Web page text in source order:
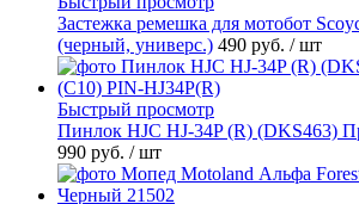
Застежка ремешка для мотобот
(черный, универс.) 490 руб. / шт
Быстрый просмотр
Пинлок HJC HJ-34P (R) (DKS463)
990 руб. / шт